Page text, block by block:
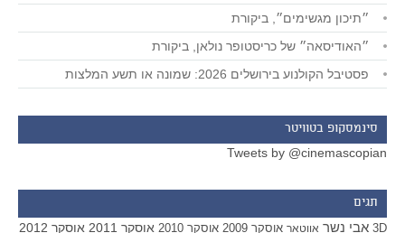
״תיכון מגשימים״, ביקורת
״האודיסאה״ של כריסטופר נולאן, ביקורת
פסטיבל הקולנוע בירושלים 2026: שמונה או תשע המלצות
סינמסקופ בטוויטר
Tweets by @cinemascopian
תגים
3D אבי נשר אווטאר אוסקר 2009 אוסקר 2010 אוסקר 2011 אוסקר 2012